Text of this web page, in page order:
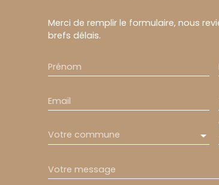
Merci de remplir le formulaire, nous
brefs délais.
Prénom
Email
Votre commune
Votre message